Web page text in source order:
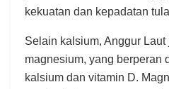
kekuatan dan kepadatan
Selain kalsium, Anggur
magnesium, yang berperan
kalsium dan vitamin D.